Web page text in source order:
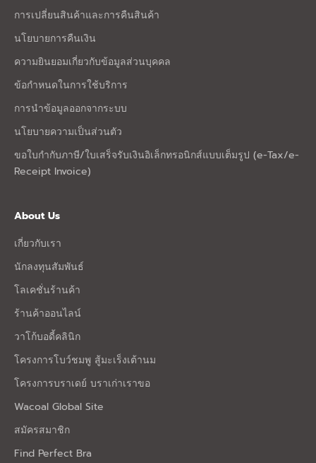
การเปลี่ยนสินค้าและการคืนสินค้า
นโยบายการคืนเงิน
ความยินยอมเกี่ยวกับข้อมูลส่วนบุคคล
ข้อกำหนดในการใช้บริการ
การนำข้อมูลออกจากระบบ
นโยบายความเป็นส่วนตัว
ขอใบกำกับภาษี/ใบเสร็จรับเงินอิเล็กทรอนิกส์แบบเต็มรูป (e-Tax/e-
Receipt Invoice)
About Us
เกี่ยวกับเรา
นักลงทุนสัมพันธ์
โลเคชั่นร้านค้า
ร้านค้าออนไลน์
วาโก้บอดี้คลินิก
โครงการโบว์ชมพู สู้มะเร็งเต้านม
โครงการบราเดย์ บราเก่าเราขอ
Wacoal Global Site
สมัครสมาชิก
Find Perfect Bra